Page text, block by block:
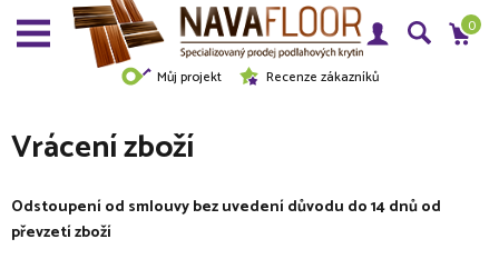
Můj projekt Recenze zákazníků
0
Vrácení zboží
Odstoupení od smlouvy bez uvedení důvodu do 14 dnů od
převzetí zboží